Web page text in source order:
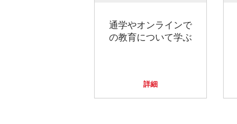
通学やオンラインで
の教育について学ぶ
詳細